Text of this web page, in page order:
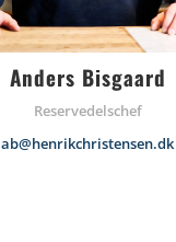
Anders Bisgaard
Reservedelschef
ab@henrikchristensen.dk